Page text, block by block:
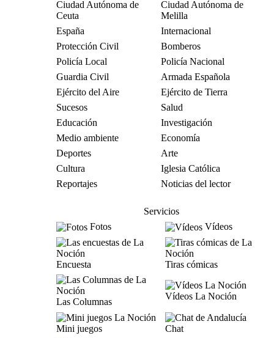
Ciudad Autónoma de
Ceuta
Ciudad Autónoma de
Melilla
España
Internacional
Protección Civil
Bomberos
Policía Local
Policía Nacional
Guardia Civil
Armada Española
Ejército del Aire
Ejército de Tierra
Sucesos
Salud
Educación
Investigación
Medio ambiente
Economía
Deportes
Arte
Cultura
Iglesia Católica
Reportajes
Noticias del lector
Servicios
Fotos
Vídeos
Encuesta Tiras cómicas
Las Columnas
Vídeos La Noción
Mini juegos
Chat